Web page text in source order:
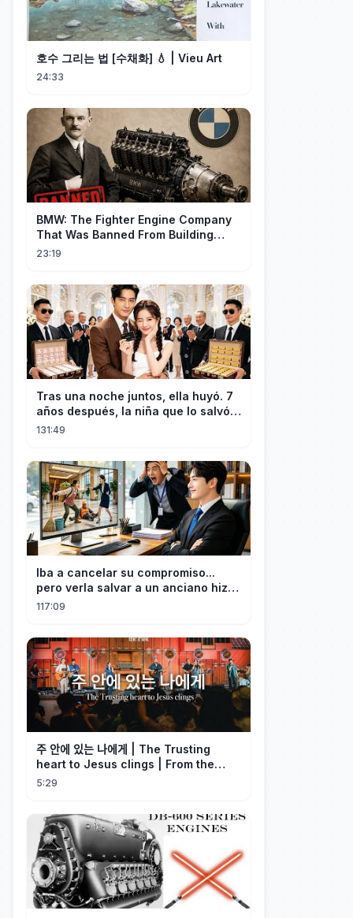
호수 그리는 법 [수채화] 💧 | Vieu Art
24:33
BMW: The Fighter Engine Company
That Was Banned From Building
Engines — So It Built Cars
23:19
Tras una noche juntos, ella huyó. 7
años después, la niña que lo salvó:
"¡Papá!"...¡Entró en pánico!
131:49
Iba a cancelar su compromiso...
pero verla salvar a un anciano hizo
que el CEO se enamorara
117:09
주 안에 있는 나에게 | The Trusting
heart to Jesus clings | From the
Past | Hymn Worship LIVE
5:29